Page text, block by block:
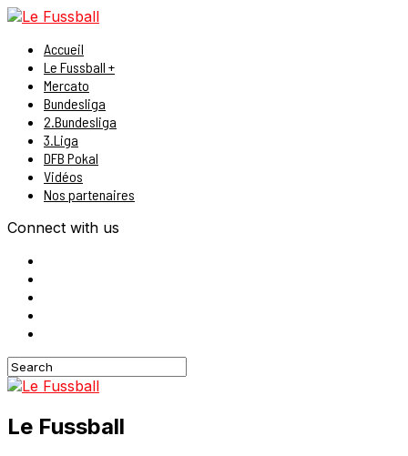
Accueil
Le Fussball +
Mercato
Bundesliga
2.Bundesliga
3.Liga
DFB Pokal
Vidéos
Nos partenaires
Connect with us
Le Fussball